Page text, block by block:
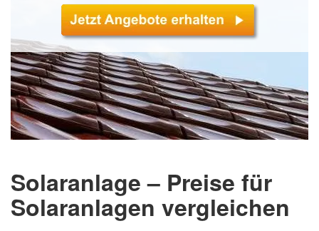
Solaranlage – Preise für
Solaranlagen vergleichen